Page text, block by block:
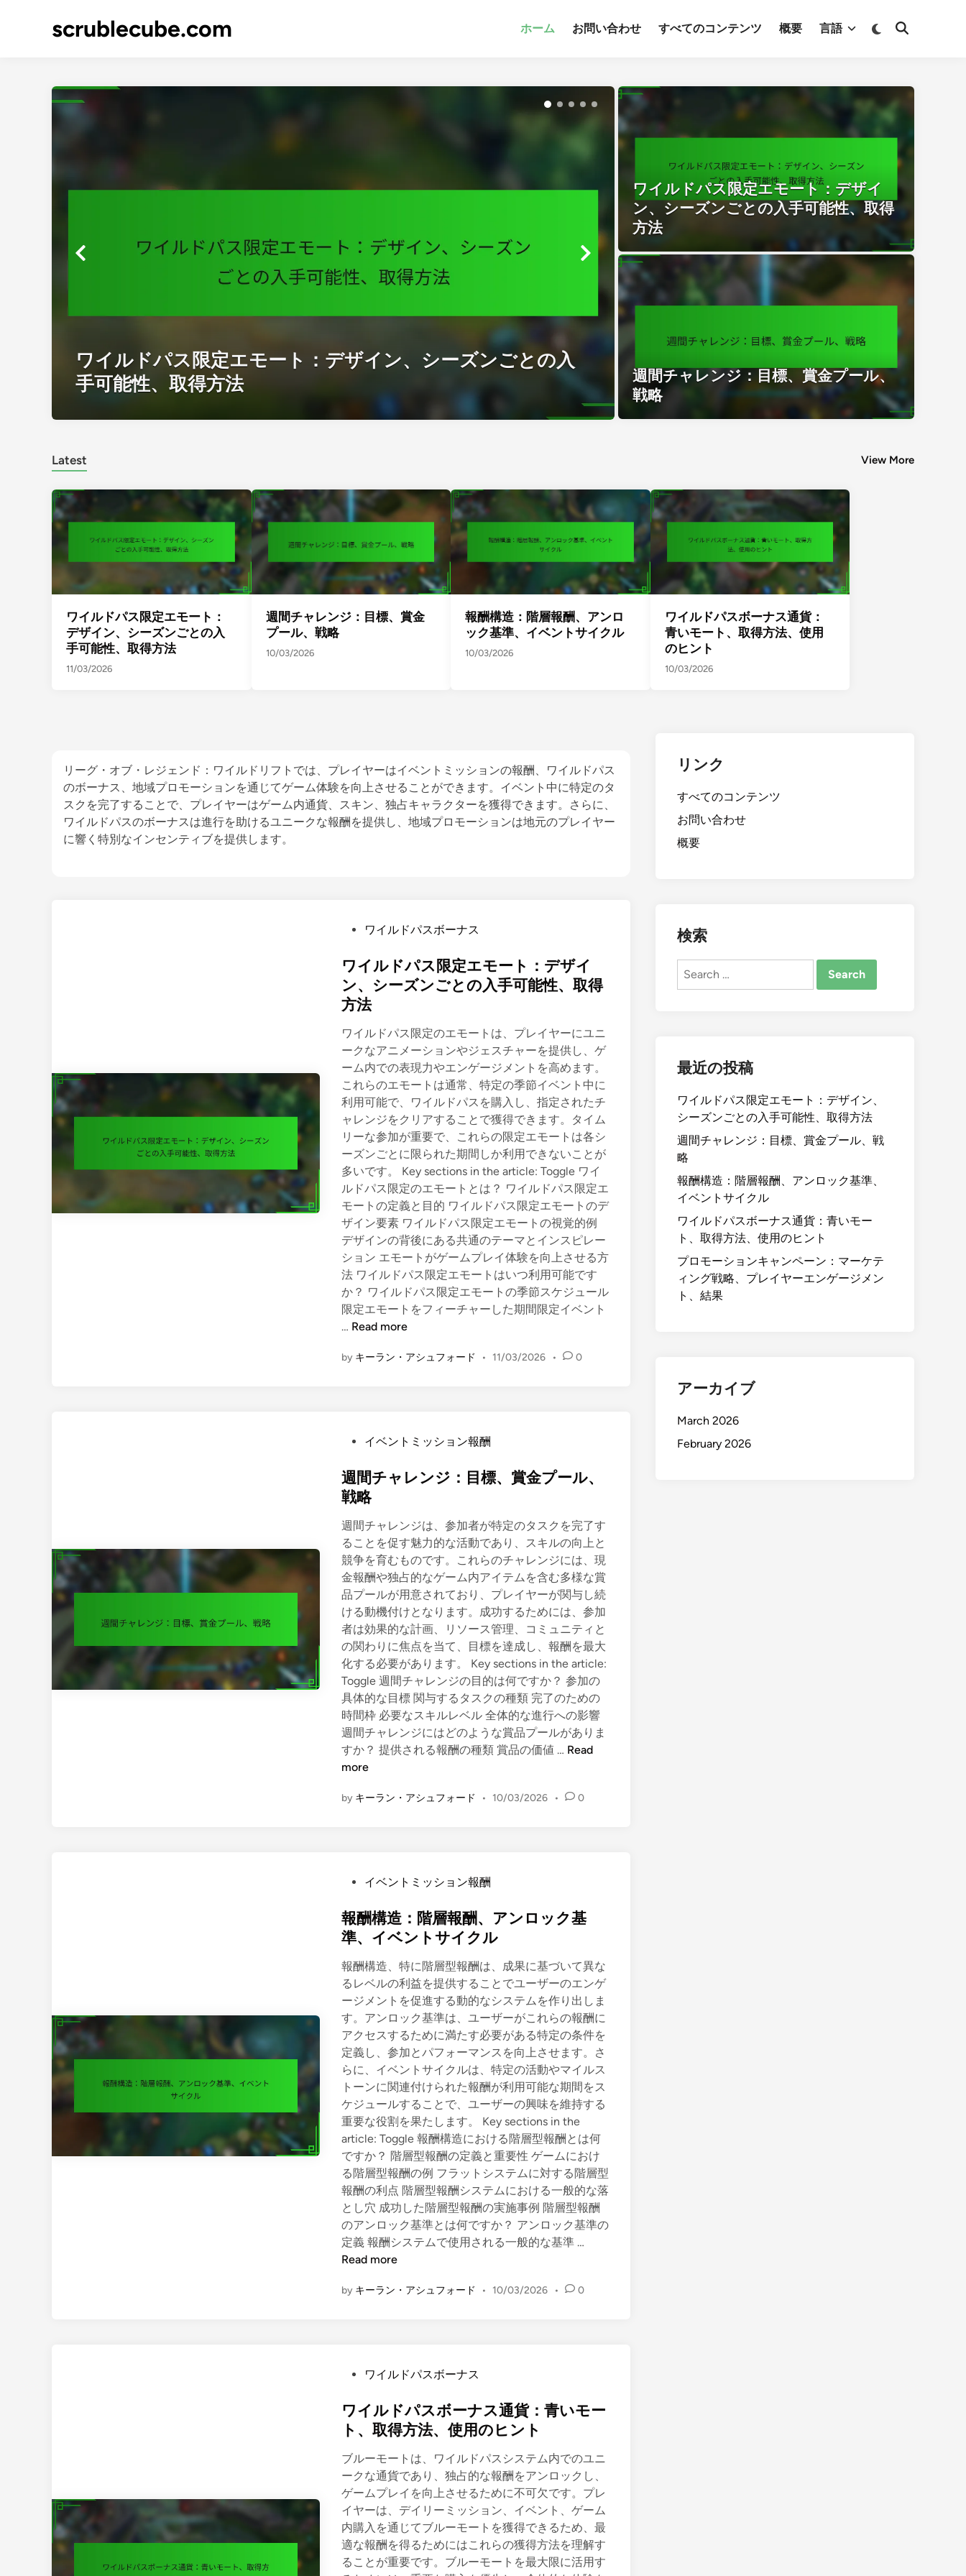
scrublecube.com ホーム お問い合わせ すべてのコンテンツ 概要 言語
Switch
Open
ワイルドパス限定エモート：デザイン、シーズンごとの入
手可能性、取得方法
週間チャレンジ：目標、賞金プール、
ワイルドパス限定エモート：デザイ
ン、シーズンごとの入手可能性、取得
方法
週間チャレンジ：目標、賞金プール、
戦略
Latest
ワイルドパス限定エモート：
デザイン、シーズンごとの入
手可能性、取得方法
11/03/2026
週間チャレンジ：目標、賞金
プール、戦略
10/03/2026
報酬構造：階層報酬、アンロ
ック基準、イベントサイクル
10/03/2026
ワイルドパスボーナス通貨：
青いモート、取得方法、使用
のヒント
10/03/2026
View More
リーグ・オブ・レジェンド：ワイルドリフトでは、プレイヤーはイベントミッションの報酬、ワイルドパス
のボーナス、地域プロモーションを通じてゲーム体験を向上させることができます。イベント中に特定のタ
スクを完了することで、プレイヤーはゲーム内通貨、スキン、独占キャラクターを獲得できます。さらに、
ワイルドパスのボーナスは進行を助けるユニークな報酬を提供し、地域プロモーションは地元のプレイヤー
に響く特別なインセンティブを提供します。
s
t
e
d
i
n
ワイルドパスボーナス
ワイルドパス限定エモート：デザイ
ン、シーズンごとの入手可能性、取得
方法
ワイルドパス限定のエモートは、プレイヤーにユニ
ークなアニメーションやジェスチャーを提供し、ゲ
ーム内での表現力やエンゲージメントを高めます。
これらのエモートは通常、特定の季節イベント中に
利用可能で、ワイルドパスを購入し、指定されたチ
ャレンジをクリアすることで獲得できます。タイム
リーな参加が重要で、これらの限定エモートは各シ
ーズンごとに限られた期間しか利用できないことが
多いです。 Key sections in the article: Toggle ワイ
ルドパス限定のエモートとは？ ワイルドパス限定エ
モートの定義と目的 ワイルドパス限定エモートのデ
ザイン要素 ワイルドパス限定エモートの視覚的例
デザインの背後にある共通のテーマとインスピレー
ション エモートがゲームプレイ体験を向上させる方
法 ワイルドパス限定エモートはいつ利用可能です
か？ ワイルドパス限定エモートの季節スケジュール
限定エモートをフィーチャーした期間限定イベント
… ワ
ル
定
モ
ー
：
デ
ザ
イ
ン
、
シ
ー
ズ
ン
ご
と
の
入
手
可
得
法
Read more
by キーラン・アシュフォード • 11/03/2026 • 0
s
t
d
i
n
イベントミッション報酬
週間チャレンジ：目標、賞金プール、
戦略
週間チャレンジは、参加者が特定のタスクを完了す
ることを促す魅力的な活動であり、スキルの向上と
競争を育むものです。これらのチャレンジには、現
金報酬や独占的なゲーム内アイテムを含む多様な賞
品プールが用意されており、プレイヤーが関与し続
ける動機付けとなります。成功するためには、参加
者は効果的な計画、リソース管理、コミュニティと
の関わりに焦点を当て、目標を達成し、報酬を最大
化する必要があります。 Key sections in the article:
Toggle 週間チャレンジの目的は何ですか？ 参加の
具体的な目標 関与するタスクの種類 完了のための
時間枠 必要なスキルレベル 全体的な進行への影響
週間チャレンジにはどのような賞品プールがありま
すか？ 提供される報酬の種類 賞品の価値 … 週
ャ
、
プ
ー
ル
、
戦
略
Read
more
by キーラン・アシュフォード • 10/03/2026 • 0
s
t
d
i
n
イベントミッション報酬
報酬構造：階層報酬、アンロック基
準、イベントサイクル
報酬構造、特に階層型報酬は、成果に基づいて異な
るレベルの利益を提供することでユーザーのエンゲ
ージメントを促進する動的なシステムを作り出しま
す。アンロック基準は、ユーザーがこれらの報酬に
アクセスするために満たす必要がある特定の条件を
定義し、参加とパフォーマンスを向上させます。さ
らに、イベントサイクルは、特定の活動やマイルス
トーンに関連付けられた報酬が利用可能な期間をス
ケジュールすることで、ユーザーの興味を維持する
重要な役割を果たします。 Key sections in the
article: Toggle 報酬構造における階層型報酬とは何
ですか？ 階層型報酬の定義と重要性 ゲームにおけ
る階層型報酬の例 フラットシステムに対する階層型
報酬の利点 階層型報酬システムにおける一般的な落
とし穴 成功した階層型報酬の実施事例 階層型報酬
のアンロック基準とは何ですか？ アンロック基準の
定義 報酬システムで使用される一般的な基準 …報
造
ア
ッ
ク
基
、
イ
ベ
Read more
by キーラン・アシュフォード • 10/03/2026 • 0
s
d
i
n
ワイルドパスボーナス
ワイルドパスボーナス通貨：青いモー
ト、取得方法、使用のヒント
ブルーモートは、ワイルドパスシステム内でのユニ
ークな通貨であり、独占的な報酬をアンロックし、
ゲームプレイを向上させるために不可欠です。プレ
イヤーは、デイリーミッション、イベント、ゲーム
内購入を通じてブルーモートを獲得できるため、最
適な報酬を得るためにはこれらの獲得方法を理解す
ることが重要です。ブルーモートを最大限に活用す
リンク
すべてのコンテンツ
お問い合わせ
概要
検索
Search
最近の投稿
ワイルドパス限定エモート：デザイン、
シーズンごとの入手可能性、取得方法
週間チャレンジ：目標、賞金プール、戦
略
報酬構造：階層報酬、アンロック基準、
イベントサイクル
ワイルドパスボーナス通貨：青いモー
ト、取得方法、使用のヒント
プロモーションキャンペーン：マーケテ
ィング戦略、プレイヤーエンゲージメン
ト、結果
アーカイブ
March 2026
February 2026